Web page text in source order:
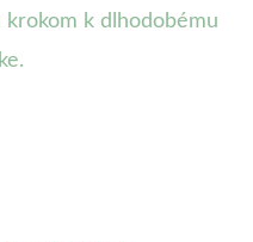
krokom k dlhodobému